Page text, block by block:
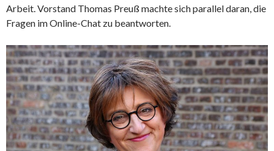
Arbeit. Vorstand Thomas Preuß machte sich parallel daran, die
Fragen im Online-Chat zu beantworten.